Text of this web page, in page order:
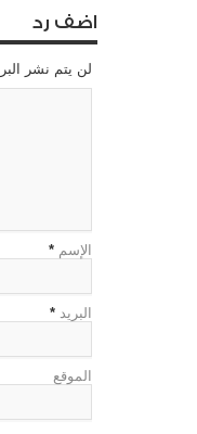
اضف رد
لن يتم نشر
الإسم *
البريد *
الموقع